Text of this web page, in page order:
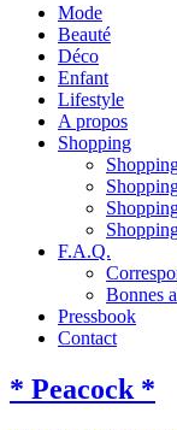
Mode
Beauté
Déco
Enfant
Lifestyle
A propos
Shopping
F.A.Q.
Bonnes
Pressbook
Contact
* Peacock *